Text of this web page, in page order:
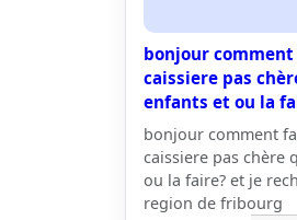
bonjour
caissiere pas
enfants et ou la
bonjour comment
caissiere pas chère
ou la faire? et je
region de fribourg